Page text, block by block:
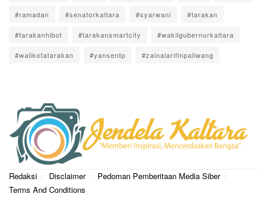
#ramadan #senatorkaltara #syarwani #tarakan
#tarakanhibot #tarakansmartcity #wakilgubernurkaltara
#walikotatarakan #yansentp #zainalarifinpaliwang
Redaksi Disclaimer
Pedoman Pemberitaan Media Siber
Terms And Conditions